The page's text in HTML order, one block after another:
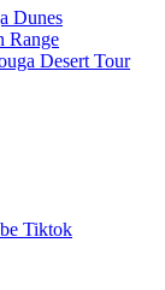
Dunes
Range
Desert Tour
Tiktok